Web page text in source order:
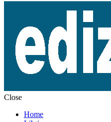
Close
Home